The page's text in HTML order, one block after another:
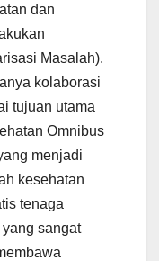
dan
Masalah).
kolaborasi
tujuan utama
Omnibus
menjadi
kesehatan
tenaga
sangat